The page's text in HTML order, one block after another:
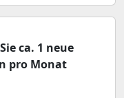
ca. 1 neue
pro Monat